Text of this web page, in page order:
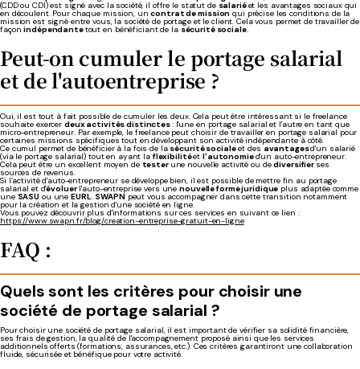
(CDD ou CDI) est signé avec la société, il offre le statut de salariéet les avantages sociaux qui
en découlent. Pour chaque mission, uncontrat de mission qui précise les conditions de la
mission est signé entre vous, la société de portage et le client. Cela vous permet de travailler de
façonindépendantetout en bénéficiant de la sécurité sociale.
Peut-on cumuler le portage salarial
et de l'autoentreprise ?
Oui, il est tout à fait possible de cumuler les deux. Cela peut être intéressant si le freelance
souhaite exercer deux activités distinctes: l'une en portage salarial et l'autre en tant que
micro-entrepreneur. Par exemple, le freelance peut choisir de travailler en portage salarial pour
certaines missions spécifiques tout en développant son activité indépendante à côté.
Ce cumul permet de bénéficier à la fois de la sécurité socialeet desavantagesd'un salarié
(via le portage salarial) tout en ayant la flexibilitéetl'autonomied'un auto-entrepreneur.
Cela peut être un excellent moyen de tester une nouvelle activité ou dediversifierses
sources de revenus.
Si l’activité d'auto-entrepreneur se développe bien, il est possible de mettre fin au portage
salarial et d'évoluerl'auto-entreprise vers unenouvelle forme juridique plus adaptée comme
une SASU ou uneEURL SWAPNpeut vous accompagner dans cette transition notamment
pour la création et la gestion d'une société en ligne.
Vous pouvez découvrir plus d'informations sur ces services en suivant ce lien :
https://www.swapn.fr/blog/creation-entreprise-gratuit-en-ligne
FAQ :
Quels sont les critères pour choisir une
société de portage salarial ?
Pour choisir une société de portage salarial, il est important de vérifier sa solidité financière,
ses frais de gestion, la qualité de l'accompagnement proposé ainsi que les services
additionnels offerts (formations, assurances, etc.). Ces critères garantiront une collaboration
fluide, sécurisée et bénéfique pour votre activité.